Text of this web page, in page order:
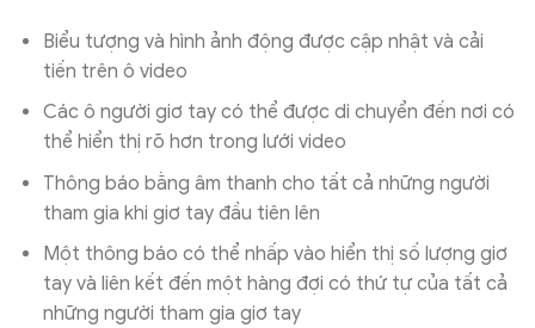
Biểu tượng và hình ảnh động được cập nhật và cải
tiến trên ô video
Các ô người giơ tay có thể được di chuyển đến nơi có
thể hiển thị rõ hơn trong lưới video
Thông báo bằng âm thanh cho tất cả những người
tham gia khi giơ tay đầu tiên lên
Một thông báo có thể nhấp vào hiển thị số lượng giơ
tay và liên kết đến một hàng đợi có thứ tự của tất cả
những người tham gia giơ tay